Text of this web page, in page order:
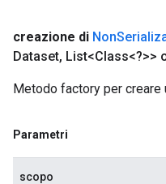
creazione di Non
Dataset, List<Class<?>>
Metodo factory per creare
Parametri
scopo